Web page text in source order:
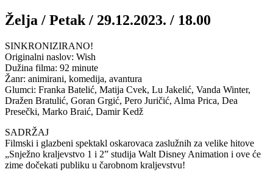
Želja / Petak / 29.12.2023. / 18.00
SINKRONIZIRANO!
Originalni naslov: Wish
Dužina filma: 92 minute
Žanr: animirani, komedija, avantura
Glumci: Franka Batelić, Matija Cvek, Lu Jakelić, Vanda Winter,
Dražen Bratulić, Goran Grgić, Pero Juričić, Alma Prica, Dea
Presečki, Marko Braić, Damir Kedž
SADRŽAJ
Filmski i glazbeni spektakl oskarovaca zaslužnih za velike hitove
„Snježno kraljevstvo 1 i 2” studija Walt Disney Animation i ove će
zime dočekati publiku u čarobnom kraljevstvu!